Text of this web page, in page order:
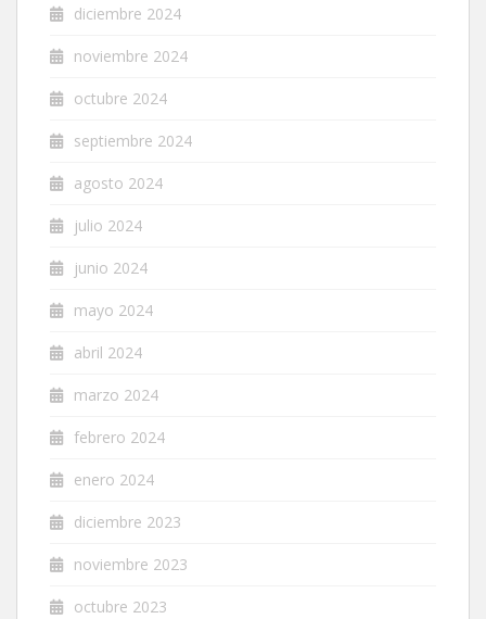
diciembre 2024
noviembre 2024
octubre 2024
septiembre 2024
agosto 2024
julio 2024
junio 2024
mayo 2024
abril 2024
marzo 2024
febrero 2024
enero 2024
diciembre 2023
noviembre 2023
octubre 2023